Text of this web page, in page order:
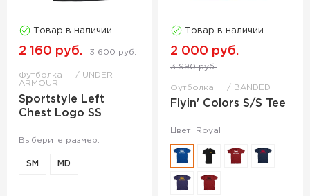
Товар в наличии
2 160 руб. 3 600 руб.
Футболка
UNDER
ARMOUR
Sportstyle Left
Chest Logo SS
Выберите размер:
SM MD
Товар в наличии
2 000 руб.
3 990 руб.
Футболка BANDED
Flyin' Colors S/S Tee
Цвет: Royal